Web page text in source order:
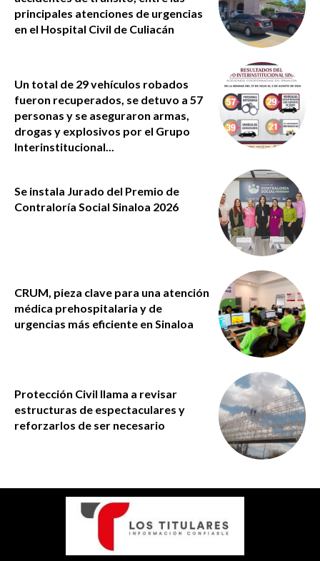
principales atenciones de urgencias
en el Hospital Civil de Culiacán
Un total de 29 vehículos robados
fueron recuperados, se detuvo a 57
personas y se aseguraron armas,
drogas y explosivos por el Grupo
Interinstitucional...
Se instala Jurado del Premio de
Contraloría Social Sinaloa 2026
CRUM, pieza clave para una atención
médica prehospitalaria y de
urgencias más eficiente en Sinaloa
Protección Civil llama a revisar
estructuras de espectaculares y
reforzarlos de ser necesario